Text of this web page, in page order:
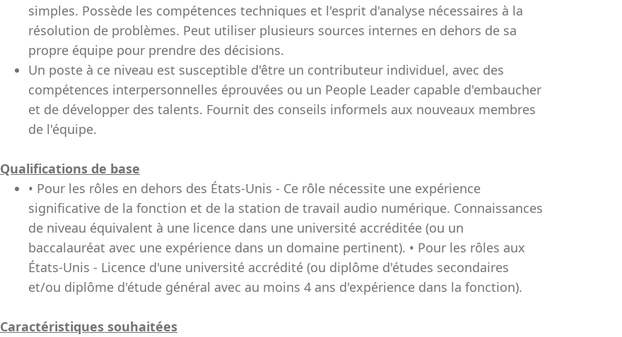
simples. Possède les compétences techniques et l'esprit d'analyse nécessaires à la
résolution de problèmes. Peut utiliser plusieurs sources internes en dehors de sa
propre équipe pour prendre des décisions.
Un poste à ce niveau est susceptible d'être un contributeur individuel, avec des
compétences interpersonnelles éprouvées ou un People Leader capable d'embaucher
et de développer des talents. Fournit des conseils informels aux nouveaux membres
de l'équipe.
Qualifications de base
• Pour les rôles en dehors des États-Unis - Ce rôle nécessite une expérience
significative de la fonction et de la station de travail audio numérique. Connaissances
de niveau équivalent à une licence dans une université accréditée (ou un
baccalauréat avec une expérience dans un domaine pertinent). • Pour les rôles aux
États-Unis - Licence d'une université accrédité (ou diplôme d'études secondaires
et/ou diplôme d'étude général avec au moins 4 ans d'expérience dans la fonction).
Caractéristiques souhaitées